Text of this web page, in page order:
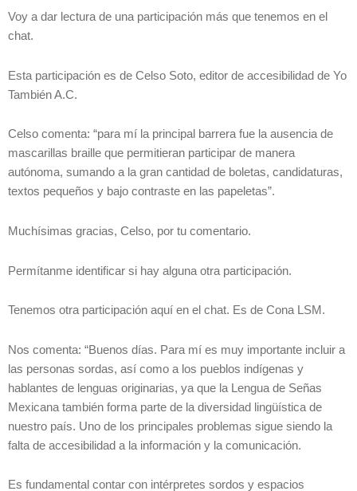
Voy a dar lectura de una participación más que tenemos en el
chat.
Esta participación es de Celso Soto, editor de accesibilidad de Yo
También A.C.
Celso comenta: “para mí la principal barrera fue la ausencia de
mascarillas braille que permitieran participar de manera
autónoma, sumando a la gran cantidad de boletas, candidaturas,
textos pequeños y bajo contraste en las papeletas”.
Muchísimas gracias, Celso, por tu comentario.
Permítanme identificar si hay alguna otra participación.
Tenemos otra participación aquí en el chat. Es de Cona LSM.
Nos comenta: “Buenos días. Para mí es muy importante incluir a
las personas sordas, así como a los pueblos indígenas y
hablantes de lenguas originarias, ya que la Lengua de Señas
Mexicana también forma parte de la diversidad lingüística de
nuestro país. Uno de los principales problemas sigue siendo la
falta de accesibilidad a la información y la comunicación.
Es fundamental contar con intérpretes sordos y espacios